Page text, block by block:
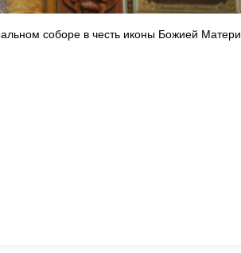
соборе в честь иконы Божией Матери